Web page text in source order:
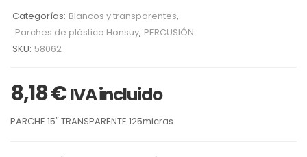
Categorías: Blancos y transparentes,
Parches de plástico Honsuy, PERCUSIÓN
SKU: 58062
8,18€ IVA incluido
PARCHE 15″ TRANSPARENTE 125micras